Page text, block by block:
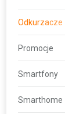
Odkurzacze
Promocje
Smartfony
Smarthome